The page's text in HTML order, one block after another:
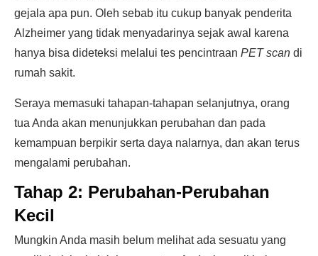
gejala apa pun. Oleh sebab itu cukup banyak penderita
Alzheimer yang tidak menyadarinya sejak awal karena
hanya bisa dideteksi melalui tes pencintraan PET scan di
rumah sakit.
Seraya memasuki tahapan-tahapan selanjutnya, orang
tua Anda akan menunjukkan perubahan dan pada
kemampuan berpikir serta daya nalarnya, dan akan terus
mengalami perubahan.
Tahap 2: Perubahan-Perubahan
Kecil
Mungkin Anda masih belum melihat ada sesuatu yang